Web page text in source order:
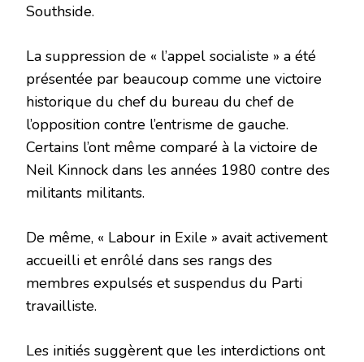
Southside.
La suppression de « l’appel socialiste » a été
présentée par beaucoup comme une victoire
historique du chef du bureau du chef de
l’opposition contre l’entrisme de gauche.
Certains l’ont même comparé à la victoire de
Neil Kinnock dans les années 1980 contre des
militants militants.
De même, « Labour in Exile » avait activement
accueilli et enrôlé dans ses rangs des
membres expulsés et suspendus du Parti
travailliste.
Les initiés suggèrent que les interdictions ont